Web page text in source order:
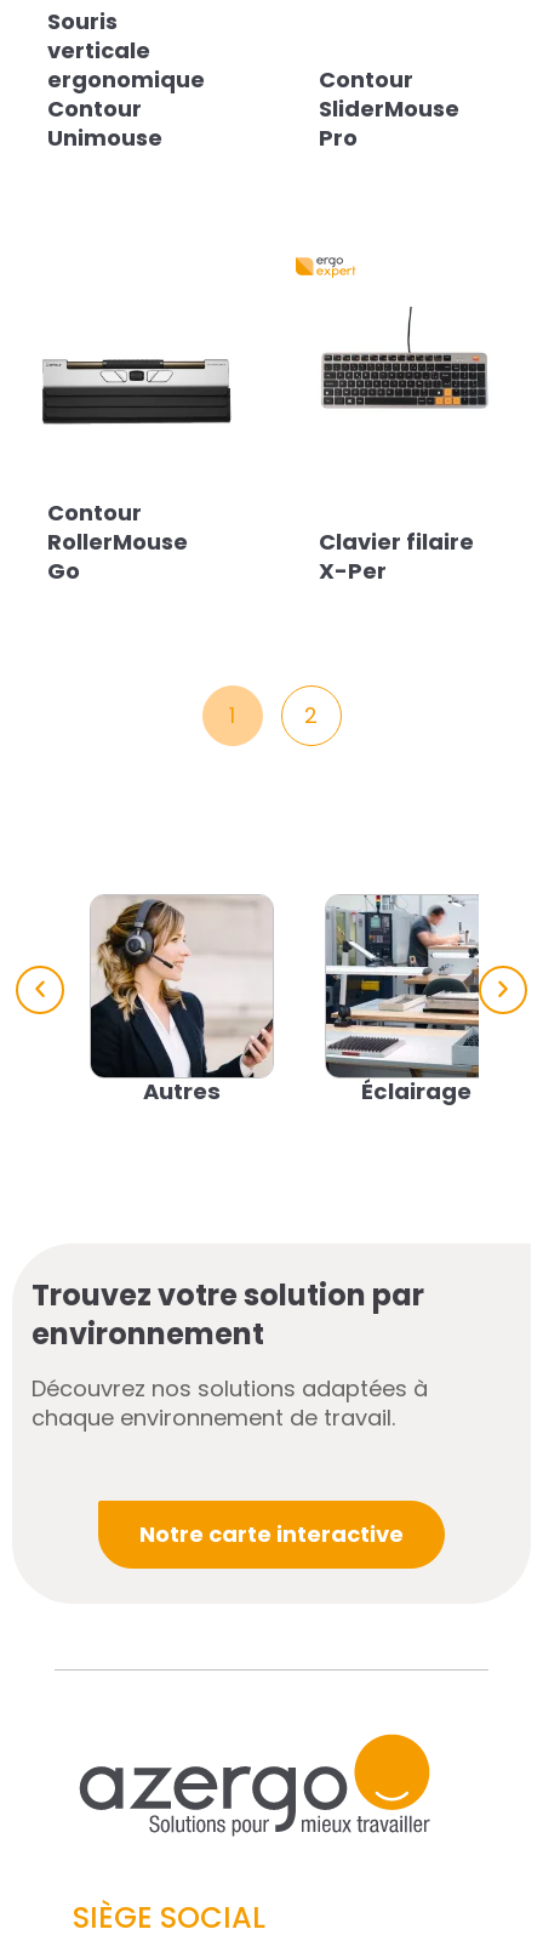
Souris
verticale
ergonomique
Contour
Unimouse
Contour
SliderMouse
Pro
Contour
RollerMouse
Go
Clavier filaire
X-Per
1 2
Autres Éclairage
Trouvez votre solution par
environnement
Découvrez nos solutions adaptées à
chaque environnement de travail.
Notre carte interactive
SIÈGE SOCIAL